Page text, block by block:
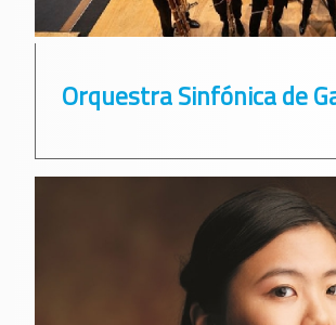
Orquestra Sinfónica de